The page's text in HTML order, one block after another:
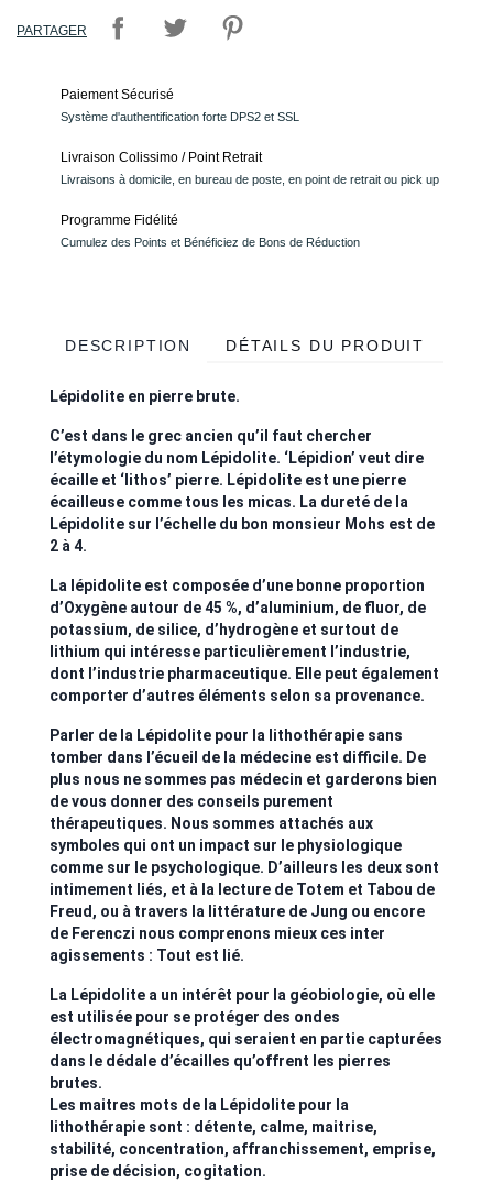
PARTAGER
Paiement Sécurisé
Système d'authentification forte DPS2 et SSL
Livraison Colissimo / Point Retrait
Livraisons à domicile, en bureau de poste, en point de retrait ou pick up
Programme Fidélité
Cumulez des Points et Bénéficiez de Bons de Réduction
DESCRIPTION DÉTAILS DU PRODUIT
Lépidolite en pierre brute.
C’est dans le grec ancien qu’il faut chercher
l’étymologie du nom Lépidolite. ‘Lépidion’ veut dire
écaille et ‘lithos’ pierre. Lépidolite est une pierre
écailleuse comme tous les micas. La dureté de la
Lépidolite sur l’échelle du bon monsieur Mohs est de
2 à 4.
La lépidolite est composée d’une bonne proportion
d’Oxygène autour de 45 %, d’aluminium, de fluor, de
potassium, de silice, d’hydrogène et surtout de
lithium qui intéresse particulièrement l’industrie,
dont l’industrie pharmaceutique. Elle peut également
comporter d’autres éléments selon sa provenance.
Parler de la Lépidolite pour la lithothérapie sans
tomber dans l’écueil de la médecine est difficile. De
plus nous ne sommes pas médecin et garderons bien
de vous donner des conseils purement
thérapeutiques. Nous sommes attachés aux
symboles qui ont un impact sur le physiologique
comme sur le psychologique. D’ailleurs les deux sont
intimement liés, et à la lecture de Totem et Tabou de
Freud, ou à travers la littérature de Jung ou encore
de Ferenczi nous comprenons mieux ces inter
agissements : Tout est lié.
La Lépidolite a un intérêt pour la géobiologie, où elle
est utilisée pour se protéger des ondes
électromagnétiques, qui seraient en partie capturées
dans le dédale d’écailles qu’offrent les pierres
brutes.
Les maitres mots de la Lépidolite pour la
lithothérapie sont : détente, calme, maitrise,
stabilité, concentration, affranchissement, emprise,
prise de décision, cogitation.